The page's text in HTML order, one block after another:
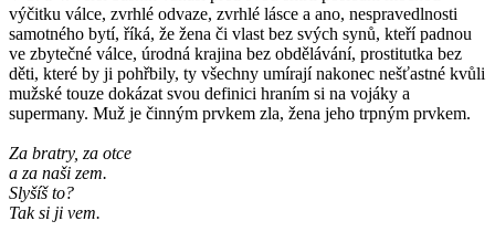
výčitku válce, zvrhlé odvaze, zvrhlé lásce a ano, nespravedlnosti
samotného bytí, říká, že žena či vlast bez svých synů, kteří padnou
ve zbytečné válce, úrodná krajina bez obdělávání, prostitutka bez
děti, které by ji pohřbily, ty všechny umírají nakonec nešťastné kvůli
mužské touze dokázat svou definici hraním si na vojáky a
supermany. Muž je činným prvkem zla, žena jeho trpným prvkem.
Za bratry, za otce
a za naši zem.
Slyšíš to?
Tak si ji vem.